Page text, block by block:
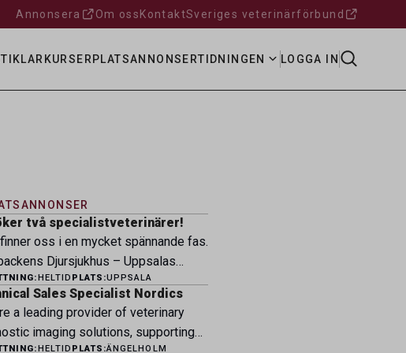
Annonsera Om oss KontaktSveriges veterinärförbund
KURSER PLATSANNONSERTIDNINGEN LOGGA IN
två specialistveterinärer!
oss i en mycket spännande fas.
Djursjukhus – Uppsalas
djursjukhus – expanderar nu sin
och söker
veterinärer med
som vill vara med
HELTID PLATS:UPPSALA
Sales Specialist Nordics
a leading provider of veterinary
imaging solutions, supporting
HELTID PLATS:ÄNGELHOLM